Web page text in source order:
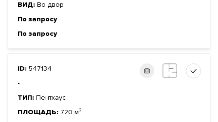
ВИД: Во двор
По запросу
По запросу
ID: 547134
-
ТИП: Пентхаус
ПЛОЩАДЬ: 720 м²